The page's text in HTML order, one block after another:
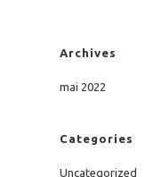
Archives
mai 2022
Categories
Uncategorized